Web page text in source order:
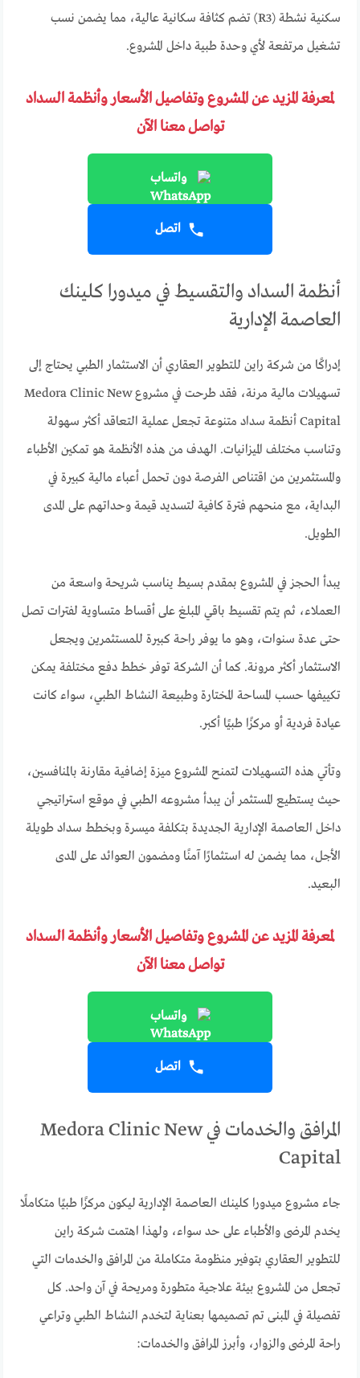
سكنية نشطة (R3) تضم كثافة سكانية عالية، مما يضمن نسب
تشغيل مرتفعة لأي وحدة طبية داخل المشروع.
لمعرفة المزيد عن المشروع وتفاصيل الأسعار وأنظمة السداد
تواصل معنا الآن
واتساب
اتصل
أنظمة السداد والتقسيط في ميدورا كلينك
العاصمة الإدارية
إدراكًا من شركة راين للتطوير العقاري أن الاستثمار الطبي يحتاج إلى
تسهيلات مالية مرنة، فقد طرحت في مشروع Medora Clinic New
Capital أنظمة سداد متنوعة تجعل عملية التعاقد أكثر سهولة
وتناسب مختلف الميزانيات. الهدف من هذه الأنظمة هو تمكين الأطباء
والمستثمرين من اقتناص الفرصة دون تحمل أعباء مالية كبيرة في
البداية، مع منحهم فترة كافية لتسديد قيمة وحداتهم على المدى
الطويل.
يبدأ الحجز في المشروع بمقدم بسيط يناسب شريحة واسعة من
العملاء، ثم يتم تقسيط باقي المبلغ على أقساط متساوية لفترات تصل
حتى عدة سنوات، وهو ما يوفر راحة كبيرة للمستثمرين ويجعل
الاستثمار أكثر مرونة. كما أن الشركة توفر خطط دفع مختلفة يمكن
تكييفها حسب المساحة المختارة وطبيعة النشاط الطبي، سواء كانت
عيادة فردية أو مركزًا طبيًا أكبر.
وتأتي هذه التسهيلات لتمنح المشروع ميزة إضافية مقارنة بالمنافسين،
حيث يستطيع المستثمر أن يبدأ مشروعه الطبي في موقع استراتيجي
داخل العاصمة الإدارية الجديدة بتكلفة ميسرة وبخطط سداد طويلة
الأجل، مما يضمن له استثمارًا آمنًا ومضمون العوائد على المدى
البعيد.
لمعرفة المزيد عن المشروع وتفاصيل الأسعار وأنظمة السداد
تواصل معنا الآن
واتساب
اتصل
المرافق والخدمات في Medora Clinic New
Capital
جاء مشروع ميدورا كلينك العاصمة الإدارية ليكون مركزًا طبيًا متكاملًا
يخدم المرضى والأطباء على حد سواء، ولهذا اهتمت شركة راين
للتطوير العقاري بتوفير منظومة متكاملة من المرافق والخدمات التي
تجعل من المشروع بيئة علاجية متطورة ومريحة في آن واحد. كل
تفصيلة في المبنى تم تصميمها بعناية لتخدم النشاط الطبي وتراعي
راحة المرضى والزوار، وأبرز المرافق والخدمات: